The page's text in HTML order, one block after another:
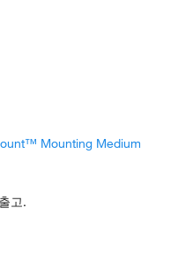
Mounting Medium
고.